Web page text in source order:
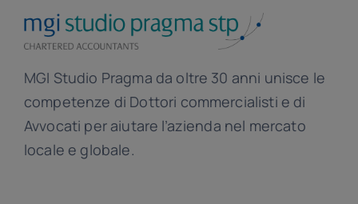
MGI Studio Pragma da oltre 30 anni unisce le
competenze di Dottori commercialisti e di
Avvocati per aiutare l’azienda nel mercato
locale e globale.